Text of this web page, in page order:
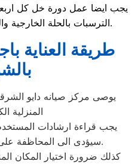
يجب ايضا عمل دورة خل كل
الترسبات بالحلة الخارجية والداخلية بالغسالة.
طريقة العناية
المنزلية
يجب قراءة ارشادات المستخدم
سيؤدى الى المحاظفة على الاجهزة وتلاشى الاعطال.